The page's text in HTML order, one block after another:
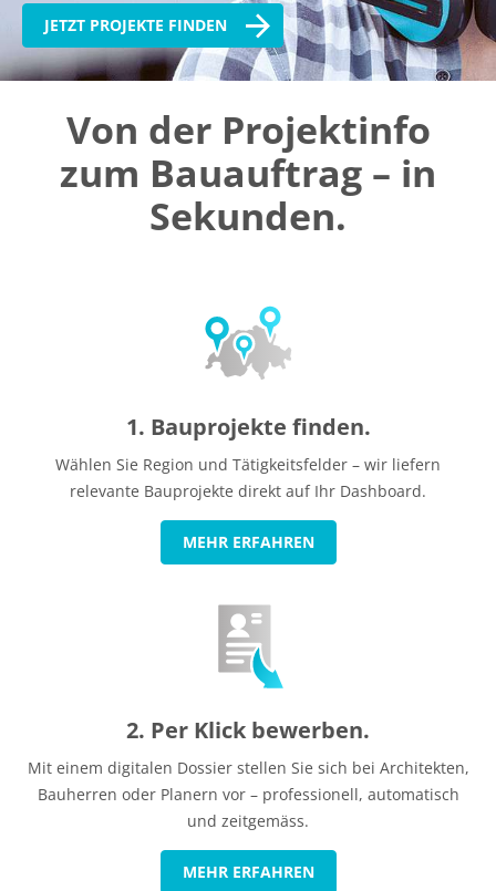
JETZT PROJEKTE FINDEN
Von der Projektinfo
zum Bauauftrag – in
Sekunden.
1. Bauprojekte finden.
Wählen Sie Region und Tätigkeitsfelder – wir liefern
relevante Bauprojekte direkt auf Ihr Dashboard.
MEHR ERFAHREN
2. Per Klick bewerben.
Mit einem digitalen Dossier stellen Sie sich bei Architekten,
Bauherren oder Planern vor – professionell, automatisch
und zeitgemäss.
MEHR ERFAHREN